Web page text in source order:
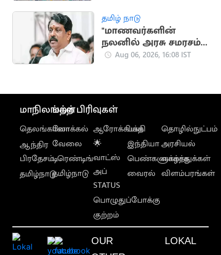
தமிழ் நாடு
"மாணவர்களின்
நலனில் அரசு சமரசம்
செய்யக் கூடாது"..
Aug 06, 2026, 16:08 IST
மாநிலங்கள்
தெலங்கானா
ஆந்திர
பிரதேசம்
தமிழ்நாடு
மற்ற பிரிவுகள்
லோக்கல்
வேலை
டிரெண்டிங்
தமிழ்நாடு
ஆரோக்கியம்
🌟
வாட்ஸ்
அப்
STATUS
பொழுதுப்போக்கு
குற்றம்
பக்தி
இந்தியா
பெண்களுக்காக
வைரல்
தொழில்நுட்பம்
அரசியல்
வாழ்த்துக்கள்
விளம்பரங்கள்
OUR
LOKAL